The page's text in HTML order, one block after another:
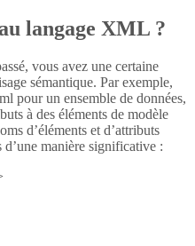
langage XML ?
vous avez une certaine
sémantique. Par exemple,
pour un ensemble de données,
à des éléments de modèle
d’éléments et d’attributs
d’une manière significative :